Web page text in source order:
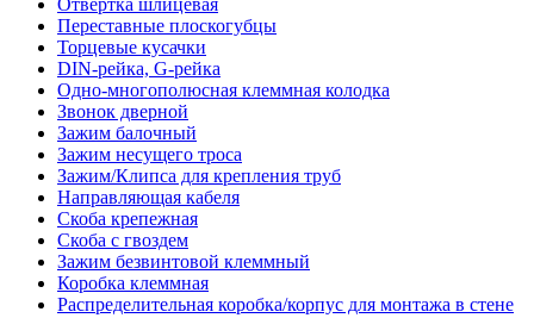
Переставные плоскогубцы
Торцевые кусачки
DIN-рейка, G-рейка
Одно-многополюсная клеммная колодка
Звонок дверной
Зажим балочный
Зажим несущего троса
Зажим/Клипса для крепления труб
Направляющая кабеля
Скоба крепежная
Скоба с гвоздем
Зажим безвинтовой клеммный
Коробка клеммная
Распределительная коробка/корпус для монтажа в стене